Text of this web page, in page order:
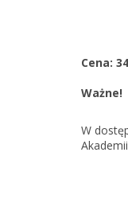
Cena:
Ważne!
W